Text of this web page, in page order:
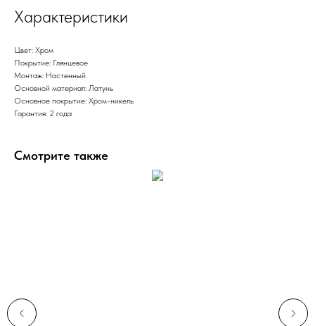
Характеристики
Цвет: Хром
Покрытие: Глянцевое
Монтаж: Настенный
Основной материал: Латунь
Основное покрытие: Хром-никель
Гарантия: 2 года
Смотрите также